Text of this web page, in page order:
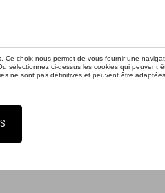
une plaque en cuir. Dimensions : 8,5 x 4